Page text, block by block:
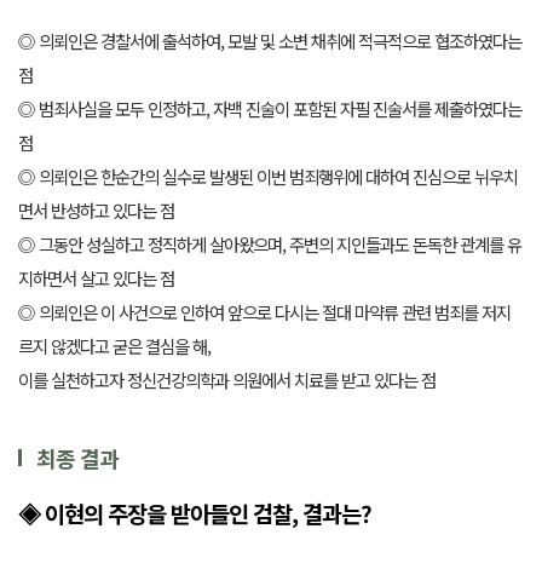
◎ 의뢰인은 경찰서에 출석하여, 모발 및 소변 채취에 적극적으로 협조하였다는
점
◎ 범죄사실을 모두 인정하고, 자백 진술이 포함된 자필 진술서를 제출하였다는
점
◎ 의뢰인은 한순간의 실수로 발생된 이번 범죄행위에 대하여 진심으로 뉘우치
면서 반성하고 있다는 점
◎ 그동안 성실하고 정직하게 살아왔으며, 주변의 지인들과도 돈독한 관계를 유
지하면서 살고 있다는 점
◎ 의뢰인은 이 사건으로 인하여 앞으로 다시는 절대 마약류 관련 범죄를 저지
르지 않겠다고 굳은 결심을 해,
이를 실천하고자 정신건강의학과 의원에서 치료를 받고 있다는 점
최종 결과
◈ 이현의 주장을 받아들인 검찰, 결과는?